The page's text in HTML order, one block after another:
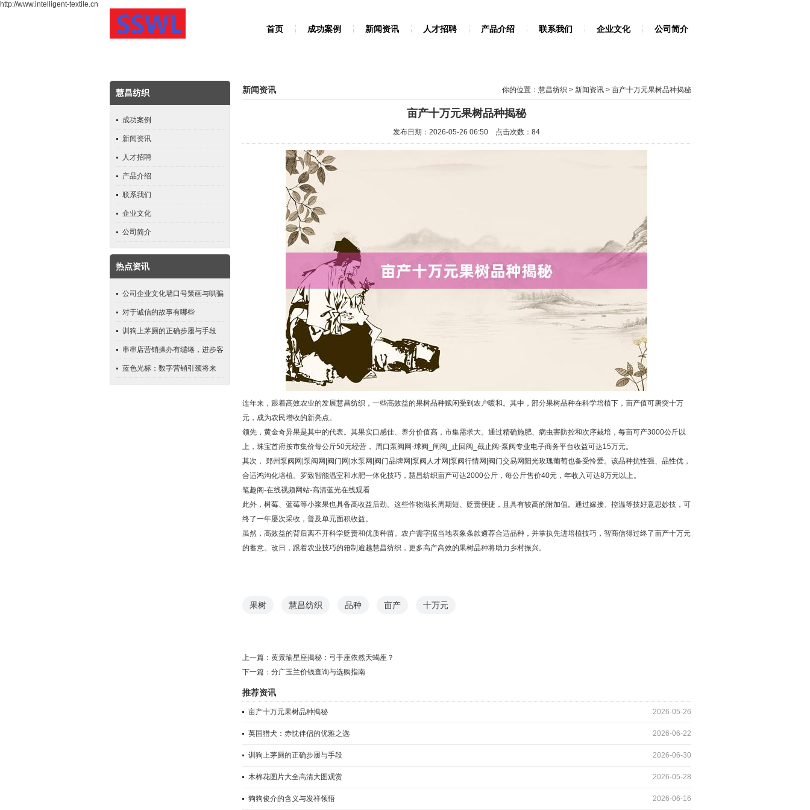
http://www.intelligent-textile.cn
首页 成功案例 新闻资讯 人才招聘 产品介绍 联系我们 企业文化 公司简介
慧昌纺织
成功案例
新闻资讯
人才招聘
产品介绍
联系我们
企业文化
公司简介
热点资讯
公司企业文化墙口号策画与哄骗
对于诚信的故事有哪些
训狗上茅厕的正确步履与手段
串串店营销操办有缱绻，进步客
流与功绩
蓝色光标：数字营销引颈将来
新闻资讯 你的位置： 慧昌纺织> 新闻资讯> 亩产十万元果树品种揭秘
亩产十万元果树品种揭秘
发布日期：2026-05-26 06:50 点击次数：84
连年来，跟着高效农业的发展慧昌纺织，一些高效益的果树品种赋闲受到农户暖和。其中，部分果树品种在科学培植下，亩产值可唐突十万
元，成为农民增收的新亮点。
领先，黄金奇异果是其中的代表。其果实口感佳、养分价值高，市集需求大。通过精确施肥、病虫害防控和次序栽培，每亩可产3000公斤以
上， 珠宝首府按市集价每公斤50元经营， 周口泵阀网-球阀_闸阀_止回阀_截止阀-泵阀专业电子商务平台收益可达15万元。
其次， 郑州泵阀网|泵阀网|阀门网|水泵网|阀门品牌网|泵阀人才网|泵阀行情网|阀门交易网 阳光玫瑰葡萄也备受怜爱。该品种抗性强、品性优，
合适鸿沟化培植。罗致智能温室和水肥一体化技巧， 慧昌纺织亩产可达2000公斤，每公斤售价40元，年收入可达8万元以上。
笔趣阁-在线视频网站-高清蓝光在线观看
此外，树莓、蓝莓等小浆果也具备高收益后劲。这些作物滋长周期短、贬责便捷，且具有较高的附加值。通过嫁接、控温等技好意思妙技，可
终了一年屡次采收，普及单元面积收益。
虽然，高效益的背后离不开科学贬责和优质种苗。农户需字据当地表象条款遴荐合适品种，并掌执先进培植技巧，智商信得过终了亩产十万元
的蓄意。改日，跟着农业技巧的箝制逾越慧昌纺织，更多高产高效的果树品种将助力乡村振兴。
果树 慧昌纺织 品种 亩产 十万元
上一篇： 黄景瑜星座揭秘：弓手座依然天蝎座？
下一篇： 分广玉兰价钱查询与选购指南
推荐资讯
2026-05-26
亩产十万元果树品种揭秘
2026-06-22
英国猎犬：赤忱伴侣的优雅之选
2026-06-30
训狗上茅厕的正确步履与手段
2026-05-28
木棉花图片大全高清大图观赏
2026-06-16
狗狗俊介的含义与发祥领悟